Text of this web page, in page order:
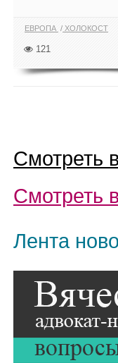
ЕВРОПА ХОЛОКОСТ
121
Смотреть
Смотреть
Лента